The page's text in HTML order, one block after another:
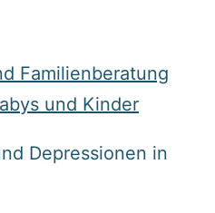
Familienberatung
und Kinder
Depressionen in